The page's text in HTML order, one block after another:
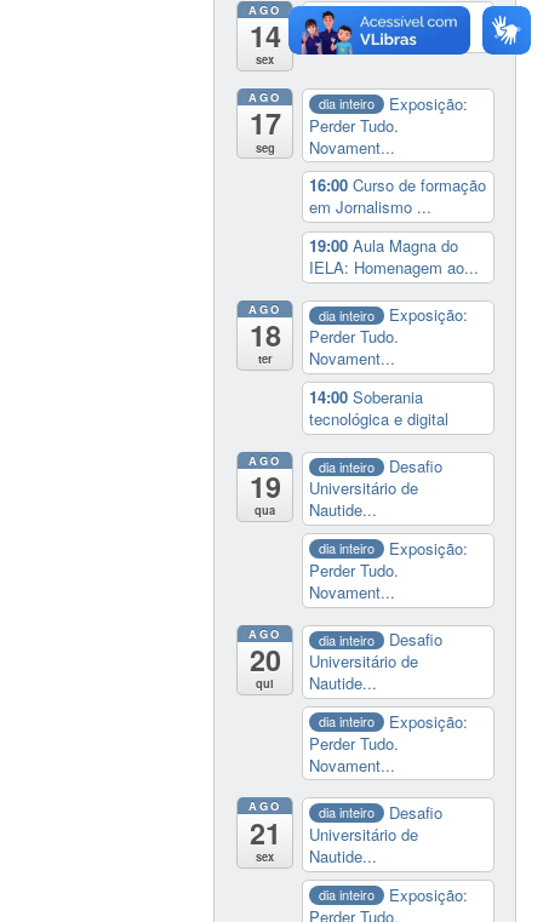
AGO
14
sex
14:00
Lançamento da
cinebiografia de D...
AGO
17
seg
dia inteiro
Exposição:
Perder Tudo.
Novament...
16:00Curso de formação
em Jornalismo ...
19:00Aula Magna do
IELA: Homenagem ao...
AGO
18
ter
dia inteiro
Exposição:
Perder Tudo.
Novament...
14:00Soberania
tecnológica e digital
AGO
19
qua
dia inteiro
Desafio
Universitário de
Nautide...
dia inteiro
Exposição:
Perder Tudo.
Novament...
AGO
20
qui
dia inteiro
Desafio
Universitário de
Nautide...
dia inteiro
Exposição:
Perder Tudo.
Novament...
AGO
21
sex
dia inteiro
Desafio
Universitário de
Nautide...
dia inteiro
Exposição:
Perder Tudo.